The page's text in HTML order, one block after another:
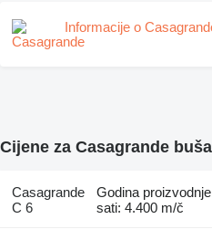
Informacije o
Cijene za Casagrande
Casagrande
C 6
Godina
sati: 4.400 m/č